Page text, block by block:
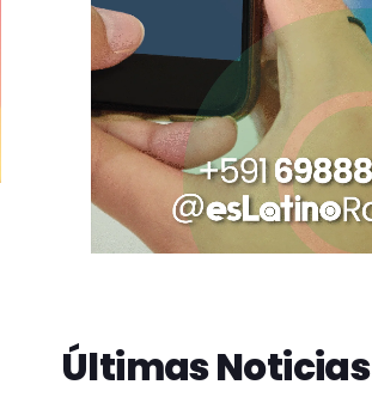
Últimas Noticias